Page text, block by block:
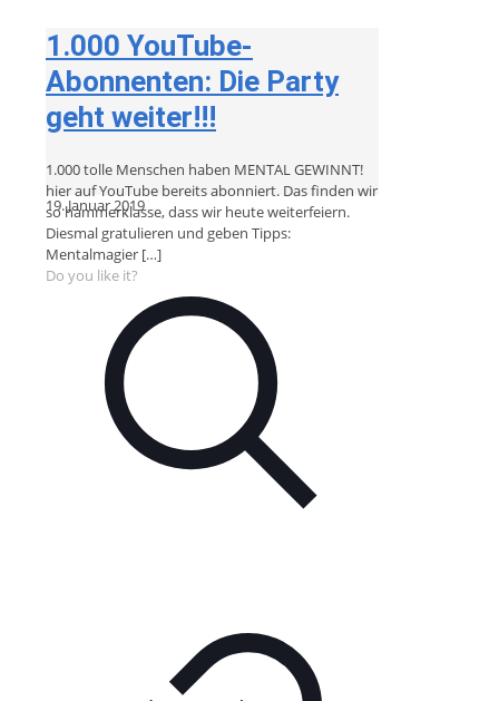
1.000 YouTube-
Abonnenten: Die Party
geht weiter!!!
1.000 tolle Menschen haben MENTAL GEWINNT!
hier auf YouTube bereits abonniert. Das finden wir
so hammerklasse, dass wir heute weiterfeiern.
Diesmal gratulieren und geben Tipps:
Mentalmagier […]
Do you like it?
19. Januar 2019